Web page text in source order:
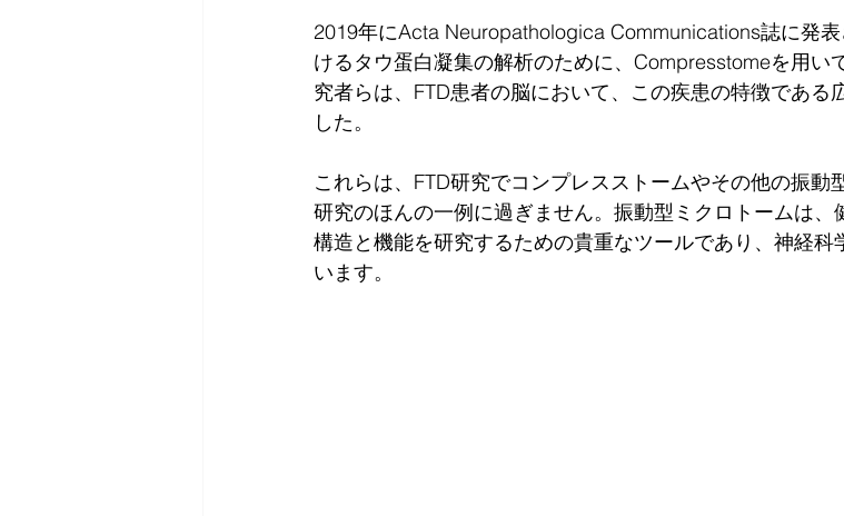
2019年にActa Neuropathologica Communications誌に発
けるタウ蛋白凝集の解析のために、Compresstomeを用い
究者らは、FTD患者の脳において、この疾患の特徴である
した。
これらは、FTD研究でコンプレスストームやその他の振動
研究のほんの一例に過ぎません。振動型ミクロトームは
構造と機能を研究するための貴重なツールであり、神経
います。